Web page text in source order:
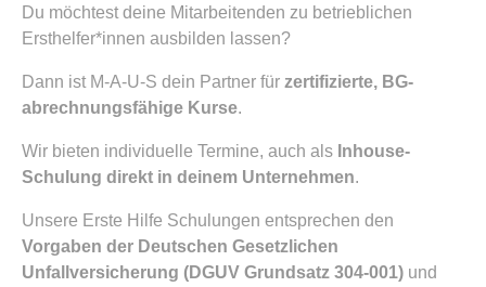
Du möchtest deine Mitarbeitenden zu betrieblichen
Ersthelfer*innen ausbilden lassen?
Dann ist M-A-U-S dein Partner für zertifizierte, BG-
abrechnungsfähige Kurse.
Wir bieten individuelle Termine, auch als Inhouse-
Schulung direkt in deinem Unternehmen.
Unsere Erste Hilfe Schulungen entsprechen den
Vorgaben der Deutschen Gesetzlichen
Unfallversicherung (DGUV Grundsatz 304-001) und